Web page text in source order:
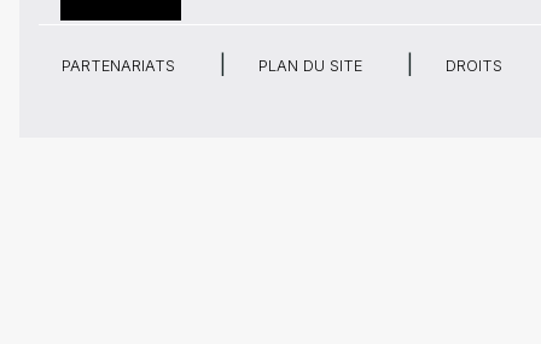
PARTENARIATS PLAN DU SITE DROITS